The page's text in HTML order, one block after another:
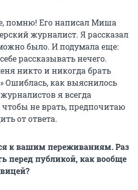
помню! Его написал Миша
журналист. Я рассказал
было. И подумала еще:
рассказывать нечего.
никто и никогда брать
Ошиблась, как выяснилось
я всегда
чтобы не врать, предпочитаю
от ответа.
к вашим переживаниям. Раз
перед публикой, как вообще